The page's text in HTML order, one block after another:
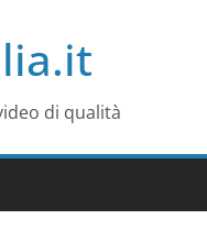
di qualità